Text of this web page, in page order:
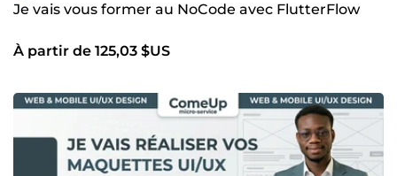
Je vais vous former au NoCode avec FlutterFlow
À partir de 125,03 $US